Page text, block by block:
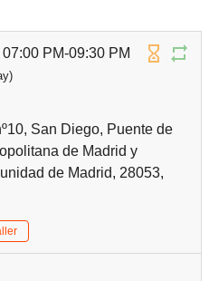
PM-09:30 PM
San Diego, Puente de
de Madrid y
de Madrid, 28053,